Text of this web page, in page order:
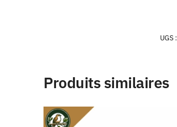
UGS :
Produits similaires